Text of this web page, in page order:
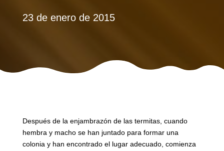
23 de enero de 2015
Después de la enjambrazón de las termitas, cuando
hembra y macho se han juntado para formar una
colonia y han encontrado el lugar adecuado, comienza